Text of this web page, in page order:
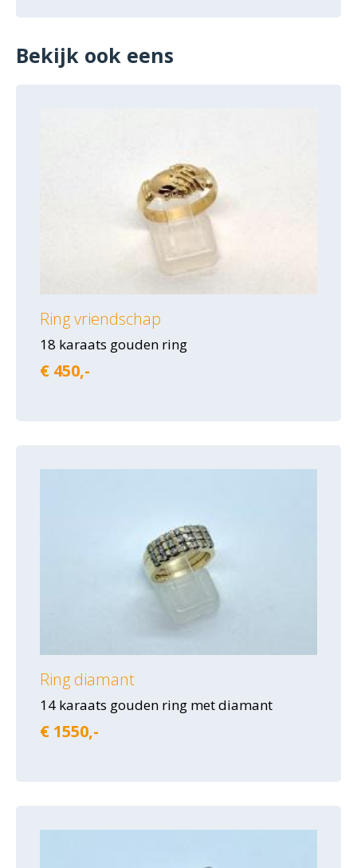
Bekijk ook eens
Ring vriendschap
18 karaats gouden ring
€ 450,-
Ring diamant
14 karaats gouden ring met diamant
€ 1550,-